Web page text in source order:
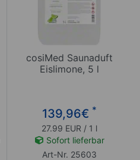
cosiMed Saunaduft
Eislimone, 5 l
139,96€ *
27.99 EUR / 1 l
Sofort lieferbar
Art-Nr. 25603